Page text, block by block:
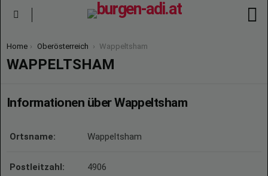
You are here:
Home Oberösterreich Wappeltsham
WAPPELTSHAM
Informationen über Wappeltsham
Ortsname: Wappeltsham
Postleitzahl: 4906